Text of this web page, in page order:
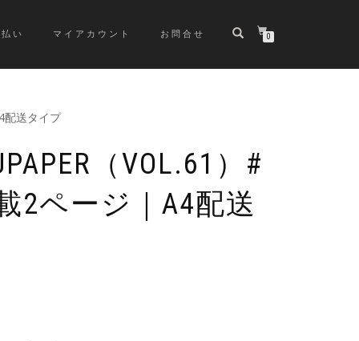
い マイアカウント お問合せ 0
配送タイプ
（VOL.61）#
2ページ｜A4配送